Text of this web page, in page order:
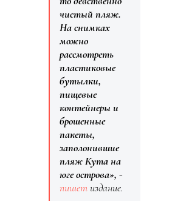
чистый пляж.
На снимках
можно
рассмотреть
пластиковые
бутылки,
пищевые
контейнеры и
брошенные
пакеты,
заполонившие
пляж Кута на
юге острова», -
пишетиздание.